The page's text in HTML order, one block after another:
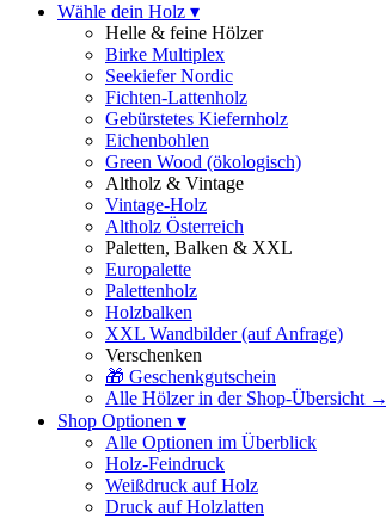
Wähle dein Holz ▾
Helle & feine Hölzer
Birke Multiplex
Seekiefer Nordic
Fichten-Lattenholz
Gebürstetes Kiefernholz
Eichenbohlen
Green Wood (ökologisch)
Altholz & Vintage
Vintage-Holz
Altholz Österreich
Paletten, Balken & XXL
Europalette
Palettenholz
Holzbalken
XXL Wandbilder(auf Anfrage)
Verschenken
🎁 Geschenkgutschein
Alle Hölzer in der Shop-Übersicht →
Shop Optionen ▾
Alle Optionen im Überblick
Holz-Feindruck
Weißdruck auf Holz
Druck auf Holzlatten